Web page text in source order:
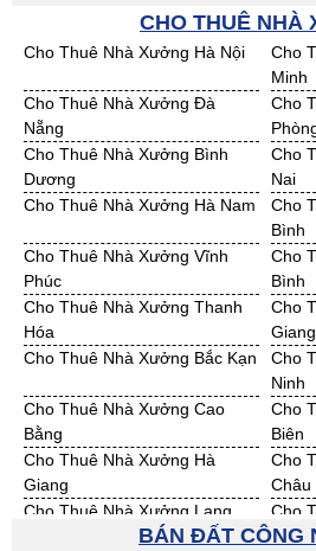
Bán
Bán Đất KCN Ninh Thuận
Bán
Bán Đất KCN Quảng Bình
Bán
Bán Đất KCN Quảng Ngãi
Bán
Bán Đất KCN Cần Thơ
Bán
Bán Đất KCN Bạc Liêu
Bán
Bán Đất KCN Bình Phước
Bán
Bán Đất KCN Đồng Tháp
Bán
Bán Đất KCN Kiên Giang
Bán
Bán Đất KCN Sóc Trăng
Bán
Bán Đất KCN Tiền Giang
Bán
Bán Đất KCN Vĩnh Long
Bán
Bán Đất KCN Hưng Yên
Bán
CHO THUÊ NHÀ
Cho Thuê Nhà Xưởng Hà Nội
Cho
Minh
Cho Thuê Nhà Xưởng Đà
Nẵng
Cho
Cho Thuê Nhà Xưởng Bình
Dương
Cho
Nai
Cho Thuê Nhà Xưởng Hà Nam
Cho
Bình
Cho Thuê Nhà Xưởng Vĩnh
Phúc
Cho
Bình
Cho Thuê Nhà Xưởng Thanh
Hóa
Cho
Giang
Cho Thuê Nhà Xưởng Bắc Kạn
Cho
Ninh
Cho Thuê Nhà Xưởng Cao
Bằng
Cho
Biên
Cho Thuê Nhà Xưởng Hà
Giang
Cho
Châu
Cho Thuê Nhà Xưởng Lạng
Cho
BÁN ĐẤT CÔNG